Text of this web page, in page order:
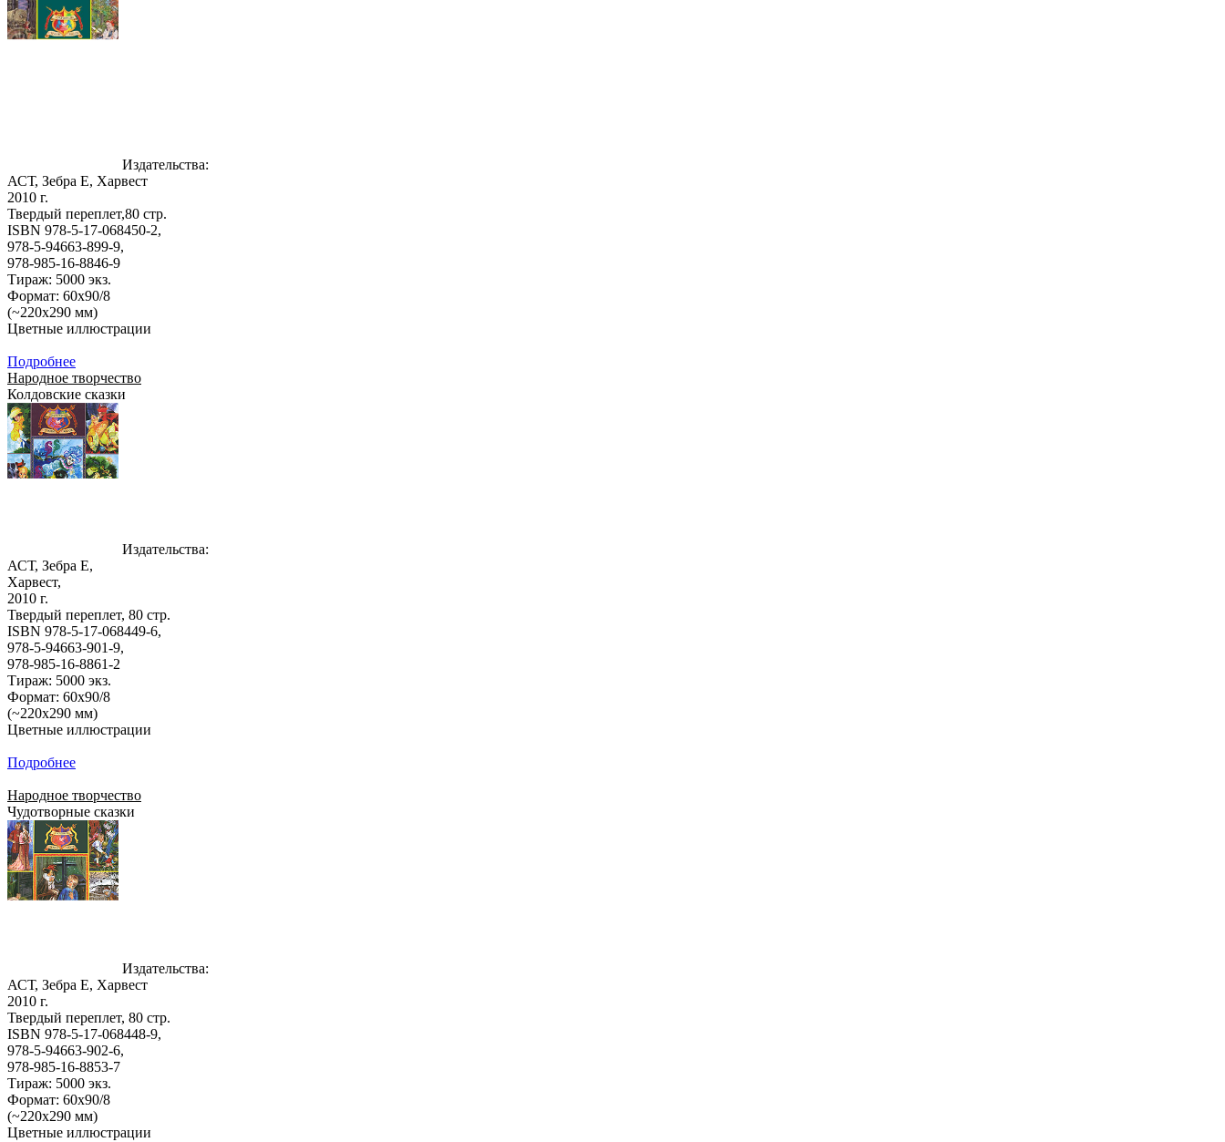
Издательства:
АСТ, Зебра Е, Харвест
2010 г.
Твердый переплет,80 стр.
ISBN 978-5-17-068450-2,
978-5-94663-899-9,
978-985-16-8846-9
Тираж: 5000 экз.
Формат: 60x90/8
(~220х290 мм)
Цветные иллюстрации
Подробнее
Народное творчество
Колдовские сказки
Издательства:
АСТ, Зебра Е,
Харвест,
2010 г.
Твердый переплет, 80 стр.
ISBN 978-5-17-068449-6,
978-5-94663-901-9,
978-985-16-8861-2
Тираж: 5000 экз.
Формат: 60x90/8
(~220х290 мм)
Цветные иллюстрации
Подробнее
Народное творчество
Чудотворные сказки
Издательства:
АСТ, Зебра Е, Харвест
2010 г.
Твердый переплет, 80 стр.
ISBN 978-5-17-068448-9,
978-5-94663-902-6,
978-985-16-8853-7
Тираж: 5000 экз.
Формат: 60x90/8
(~220х290 мм)
Цветные иллюстрации